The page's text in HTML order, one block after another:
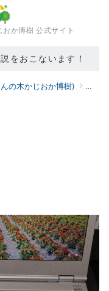
か博樹 公式サイト
をおこないます！
の木かじおか博樹) ブロ